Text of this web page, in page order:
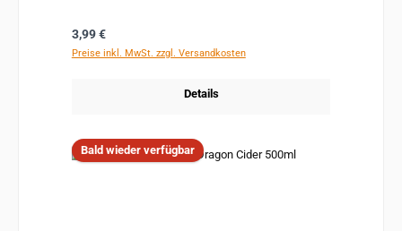
Regulärer Preis:
3,99 €
Preise inkl. MwSt. zzgl. Versandkosten
Details
Bald wieder verfügbar